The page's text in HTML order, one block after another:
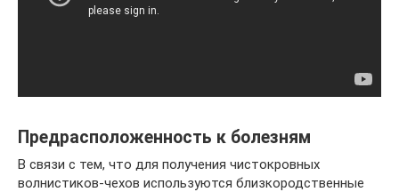
Предрасположенность к болезням
В связи с тем, что для получения чистокровных
волнистиков-чехов используются близкородственные